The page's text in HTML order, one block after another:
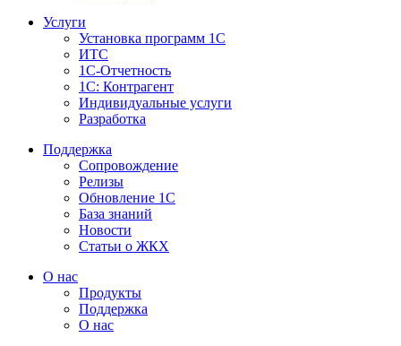
Услуги
Установка программ 1С
ИТС
1С-Отчетность
1С: Контрагент
Индивидуальные услуги
Разработка
Поддержка
Сопровождение
Релизы
Обновление 1С
База знаний
Новости
Статьи о ЖКХ
О нас
Продукты
Поддержка
О нас